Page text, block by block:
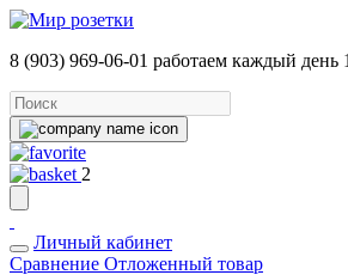
8 (903) 969-06-01 работаем каждый день
2
Личный кабинет
Сравнение Отложенный товар